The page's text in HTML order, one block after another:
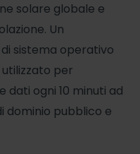
solare globale e
Un
sistema operativo
per
dati ogni 10 minuti ad
dominio pubblico e